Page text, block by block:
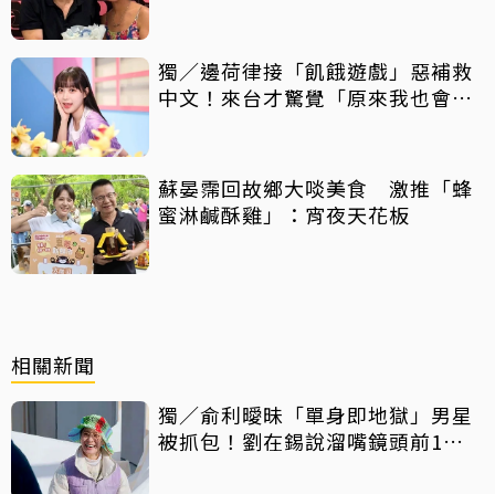
獨／邊荷律接「飢餓遊戲」惡補救
中文！來台才驚覺「原來我也會
蘇晏霈回故鄉大啖美食 激推「蜂
蜜淋鹹酥雞」：宵夜天花板
相關新聞
獨／俞利曖昧「單身即地獄」男星
被抓包！劉在錫說溜嘴鏡頭前1舉